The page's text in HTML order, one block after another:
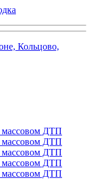
Кольцово,